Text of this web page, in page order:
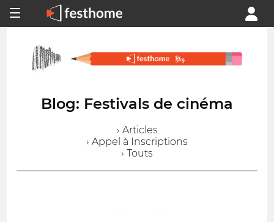
Blog: Festivals de cinéma
› Articles
› Appel à Inscriptions
› Touts